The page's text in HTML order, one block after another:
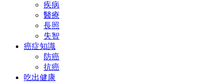
疾病
醫療
長照
失智
癌症知識
防癌
抗癌
吃出健康